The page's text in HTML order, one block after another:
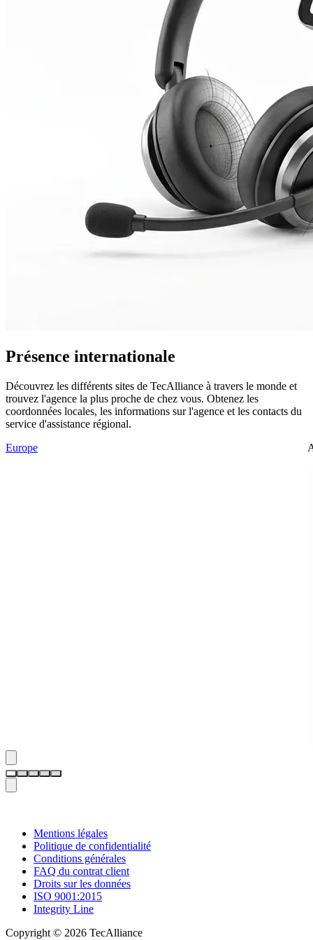
Présence internationale
Découvrez les différents sites de TecAlliance à travers le monde et
trouvez l'agence la plus proche de chez vous. Obtenez les
coordonnées locales, les informations sur l'agence et les contacts du
service d'assistance régional.
Europe
Mentions légales
Politique de confidentialité
Conditions générales
FAQ du contrat client
Droits sur les données
ISO 9001:2015
Integrity Line
Copyright © 2026 TecAlliance